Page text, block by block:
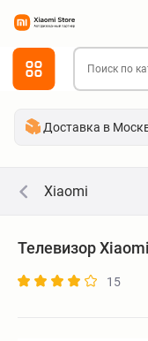
Доставка в
Xiaomi
Телевизор
15